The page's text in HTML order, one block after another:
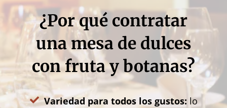
¿Por qué contratar
una mesa de dulces
con fruta y botanas?
Variedad para todos los gustos: lo